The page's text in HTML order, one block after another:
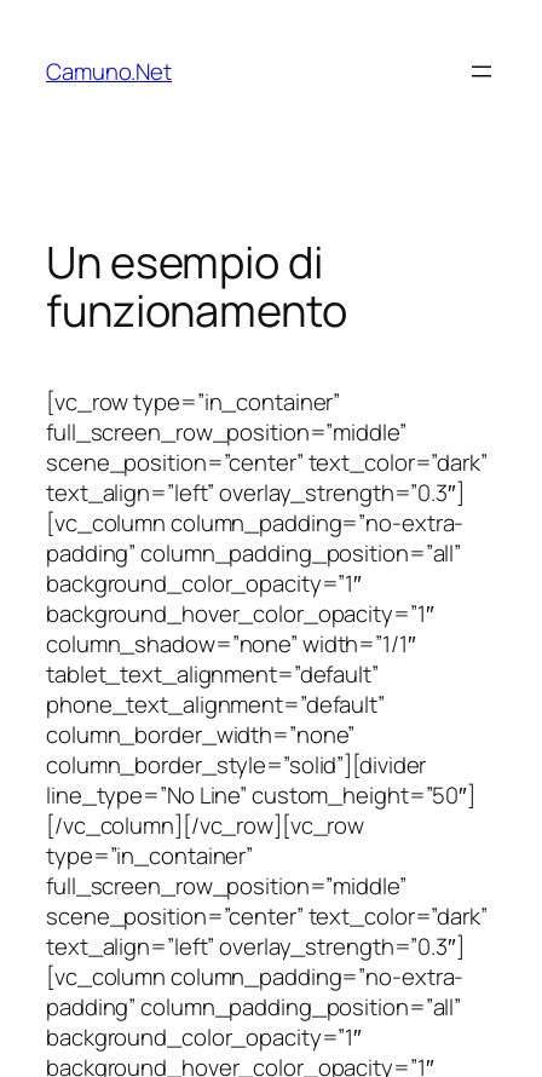
contenuto
Camuno.Net
Un esempio di
funzionamento
[vc_row type=”in_container”
full_screen_row_position=”middle”
scene_position=”center” text_color=”dark”
text_align=”left” overlay_strength=”0.3″]
[vc_column column_padding=”no-extra-
padding” column_padding_position=”all”
background_color_opacity=”1″
background_hover_color_opacity=”1″
column_shadow=”none” width=”1/1″
tablet_text_alignment=”default”
phone_text_alignment=”default”
column_border_width=”none”
column_border_style=”solid”][divider
line_type=”No Line” custom_height=”50″]
[/vc_column][/vc_row][vc_row
type=”in_container”
full_screen_row_position=”middle”
scene_position=”center” text_color=”dark”
text_align=”left” overlay_strength=”0.3″]
[vc_column column_padding=”no-extra-
padding” column_padding_position=”all”
background_color_opacity=”1″
background_hover_color_opacity=”1″